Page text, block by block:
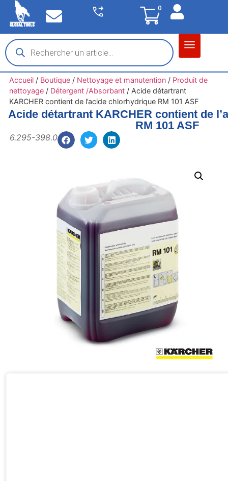
0
Accueil/ Boutique/ Nettoyage et manutention/ Produit de
nettoyage/ Détergent /Absorbant/ Acide détartrant
KARCHER contient de l’acide chlorhydrique RM 101 ASF
Acide détartrant KARCHER contient de
RM 101 ASF
6.295-398.0